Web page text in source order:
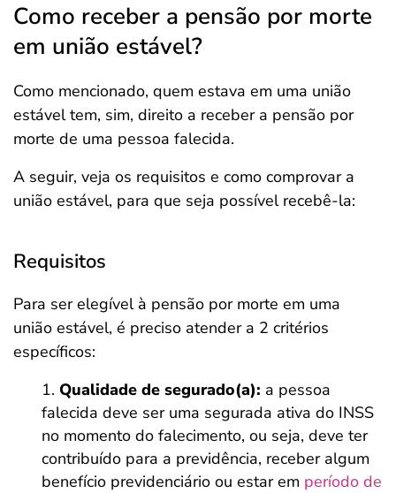
Como receber a pensão por morte
em união estável?
Como mencionado, quem estava em uma união
estável tem, sim, direito a receber a pensão por
morte de uma pessoa falecida.
A seguir, veja os requisitos e como comprovar a
união estável, para que seja possível recebê-la:
Requisitos
Para ser elegível à pensão por morte em uma
união estável, é preciso atender a 2 critérios
específicos:
Qualidade de segurado(a): a pessoa
falecida deve ser uma segurada ativa do INSS
no momento do falecimento, ou seja, deve ter
contribuído para a previdência, receber algum
benefício previdenciário ou estar em período de